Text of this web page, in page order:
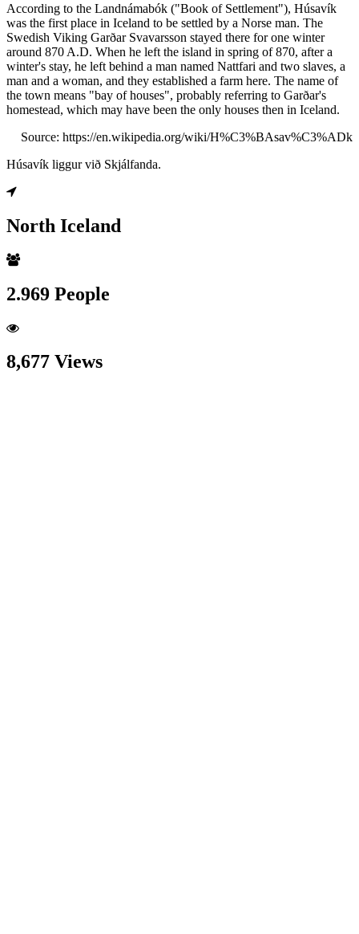
According to the Landnámabók ("Book of Settlement"), Húsavík
was the first place in Iceland to be settled by a Norse man. The
Swedish Viking Garðar Svavarsson stayed there for one winter
around 870 A.D. When he left the island in spring of 870, after a
winter's stay, he left behind a man named Nattfari and two slaves, a
man and a woman, and they established a farm here. The name of
the town means "bay of houses", probably referring to Garðar's
homestead, which may have been the only houses then in Iceland.
Source: https://en.wikipedia.org/wiki/H%C3%BAsav%C3%ADk
Húsavík liggur við Skjálfanda.
North Iceland
2.969 People
8,677 Views